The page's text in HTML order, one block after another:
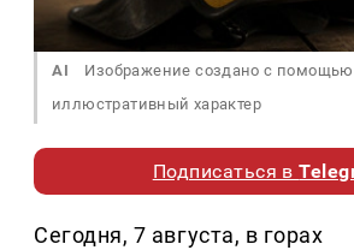
AI
Изображение создано с
иллюстративный характер
Подписаться в
Сегодня, 7 августа, в горах